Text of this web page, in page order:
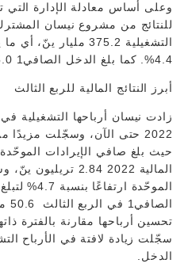
وعلى أساس معادلة الإدارة
للنتائج من مشروع نيسان
التشغيلية 375.2
4.4%. كما بلغ الدخل الصافي1 115.0 مليار ينّ.
أبرز النتائج المالية للربع الثالث
زادت نيسان أرباحها التشغيلية
2022 حتى الآن، وسجّلت
حيث بلغ صافي الإيرادات
المالية 2022 2.84
تحسين أرباحها مقارنة بالفترة
سجّلت زيادة لافتة في الأرباح
الدخل.